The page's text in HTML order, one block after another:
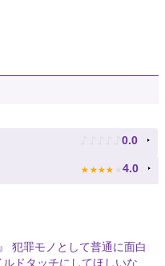
♪ ♪ ♪ ♪ ♪ 0.0
★ ★ ★ ★ ★ 4.0
犯罪モノとして普通に面白
ドタッチにしてほしいな